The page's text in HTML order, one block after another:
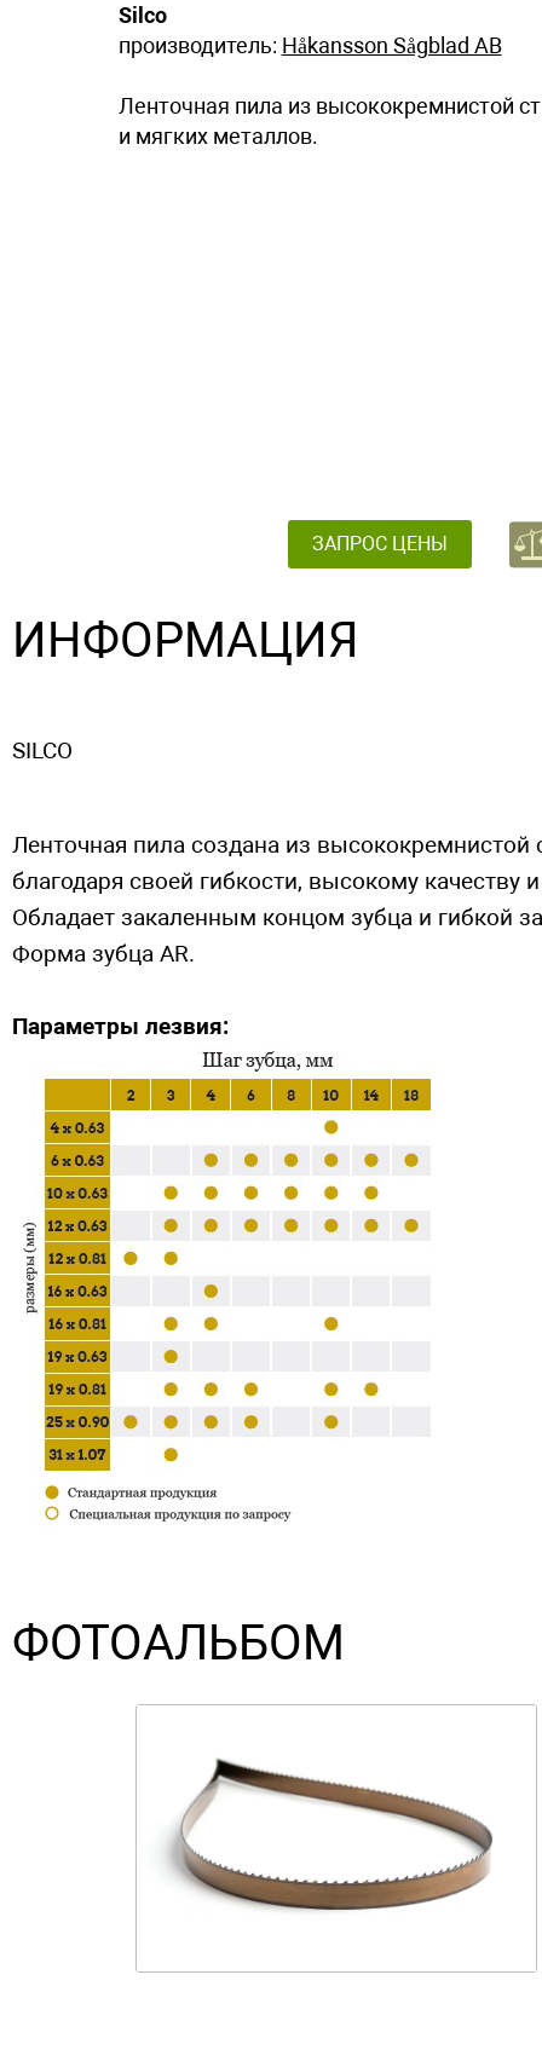
Silco
производитель: Håkansson Sågblad AB
Ленточная пила из высококремнистой
и мягких металлов.
ЗАПРОС ЦЕНЫ
ИНФОРМАЦИЯ
SILCO
Ленточная пила создана из
благодаря своей гибкости, высокому
Обладает закаленным концом зубца и гибкой
Форма зубца AR.
Параметры лезвия:
ФОТОАЛЬБОМ